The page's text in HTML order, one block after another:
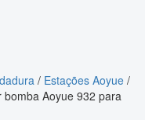
/ Estações Aoyue /
Aoyue 932 para